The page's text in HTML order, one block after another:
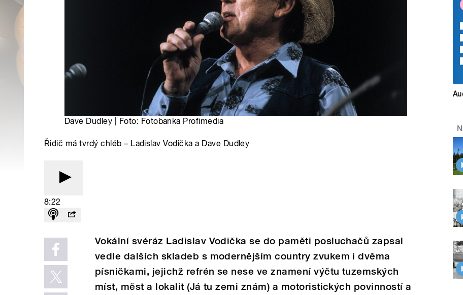
Dave Dudley | Foto: Fotobanka Profimedia
Řidič má tvrdý chléb – Ladislav Vodička a Dave Dudley
8:22
Vokální svéráz Ladislav Vodička se do paměti posluchačů zapsal
vedle dalších skladeb s modernějším country zvukem i dvěma
písničkami, jejichž refrén se nese ve znamení výčtu tuzemských
míst, měst a lokalit (Já tu zemi znám) a motoristických povinností a